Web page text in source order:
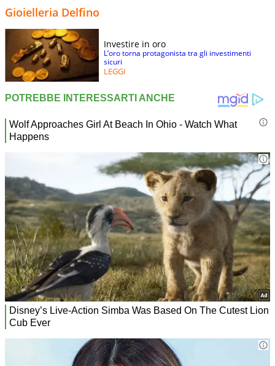
Gioielleria Delfino
Investire in oro
L’oro torna protagonista tra gli investimenti
sicuri
LEGGI